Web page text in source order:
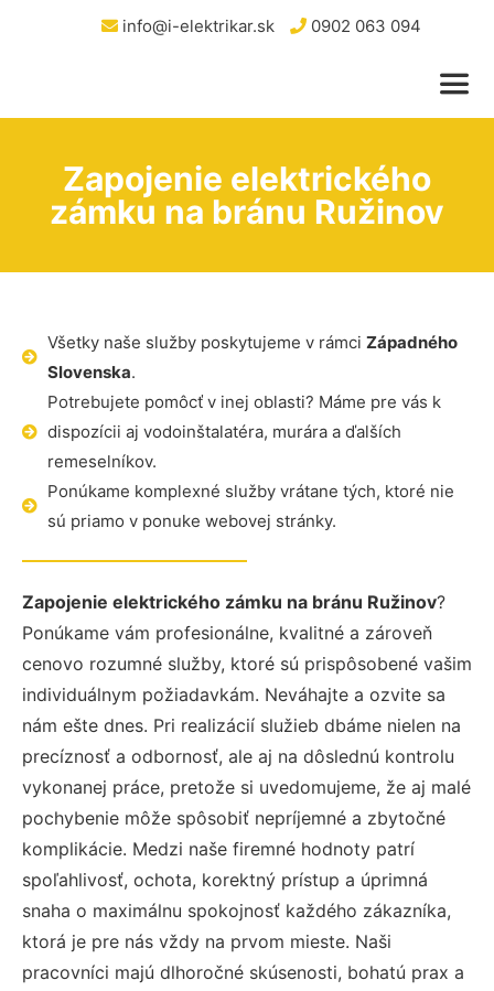
info@i-elektrikar.sk 0902 063 094
Zapojenie elektrického
zámku na bránu Ružinov
Všetky naše služby poskytujeme v rámci Západného
Slovenska.
Potrebujete pomôcť v inej oblasti? Máme pre vás k
dispozícii aj vodoinštalatéra, murára a ďalších
remeselníkov.
Ponúkame komplexné služby vrátane tých, ktoré nie
sú priamo v ponuke webovej stránky.
Zapojenie elektrického zámku na bránu Ružinov?
Ponúkame vám profesionálne, kvalitné a zároveň
cenovo rozumné služby, ktoré sú prispôsobené vašim
individuálnym požiadavkám. Neváhajte a ozvite sa
nám ešte dnes. Pri realizácií služieb dbáme nielen na
precíznosť a odbornosť, ale aj na dôslednú kontrolu
vykonanej práce, pretože si uvedomujeme, že aj malé
pochybenie môže spôsobiť nepríjemné a zbytočné
komplikácie. Medzi naše firemné hodnoty patrí
spoľahlivosť, ochota, korektný prístup a úprimná
snaha o maximálnu spokojnosť každého zákazníka,
ktorá je pre nás vždy na prvom mieste. Naši
pracovníci majú dlhoročné skúsenosti, bohatú prax a